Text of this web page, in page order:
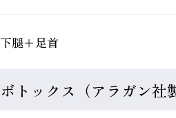
下腿＋足首
ボトックス（アラガン社